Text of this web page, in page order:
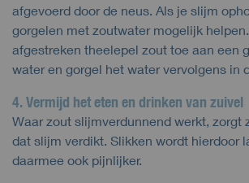
afgevoerd door de neus. Als je slijm
gorgelen met zoutwater mogelijk
afgestreken theelepel zout toe aan een
water en gorgel het water vervolgens in
4. Vermijd het eten en drinken van zuivel
Waar zout slijmverdunnend werkt, zorgt
dat slijm verdikt. Slikken wordt hierdoor
daarmee ook pijnlijker.